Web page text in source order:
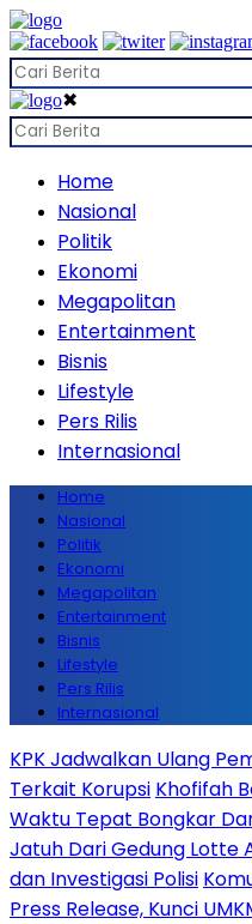
✖
Home
Nasional
Politik
Ekonomi
Megapolitan
Entertainment
Bisnis
Lifestyle
Pers Rilis
Internasional
Home
Nasional
Politik
Ekonomi
Megapolitan
Entertainment
Bisnis
Lifestyle
Pers Rilis
Internasional
KPK Jadwalkan Ulang
Terkait Korupsi Khofifah
Waktu Tepat Bongkar
Jatuh Dari Gedung Lotte
dan Investigasi Polisi
Press Release, Kunci